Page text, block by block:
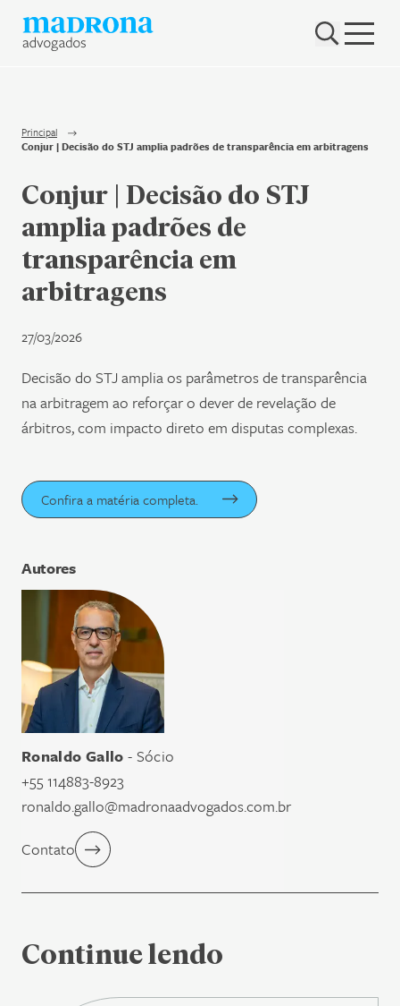
Nenhum resultado encontrado
Hub Madrona
Newsletter
Principal
Conjur | Decisão do STJ amplia padrões de transparência em arbitragens
Conjur | Decisão do STJ
amplia padrões de
transparência em
arbitragens
27/03/2026
Autores
Ronaldo Gallo - Sócio
+55 114883-8923
ronaldo.gallo@madronaadvogados.com.br
Contato
Decisão do STJ amplia os parâmetros de transparência
na arbitragem ao reforçar o dever de revelação de
árbitros, com impacto direto em disputas complexas.
Confira a matéria completa.
Continue lendo